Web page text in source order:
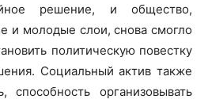
решение, и общество,
и молодые слои, снова смогло
политическую повестку
Социальный актив также
способность организовывать